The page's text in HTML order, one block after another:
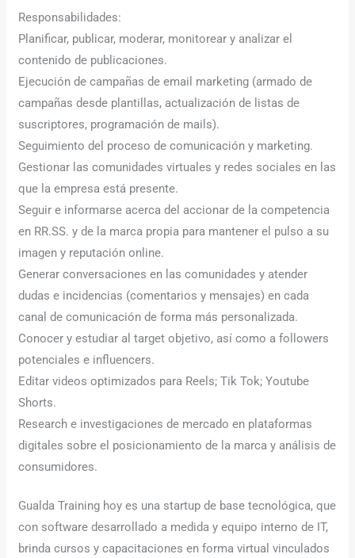
Responsabilidades:
Planificar, publicar, moderar, monitorear y analizar el
contenido de publicaciones.
Ejecución de campañas de email marketing (armado de
campañas desde plantillas, actualización de listas de
suscriptores, programación de mails).
Seguimiento del proceso de comunicación y marketing.
Gestionar las comunidades virtuales y redes sociales en las
que la empresa está presente.
Seguir e informarse acerca del accionar de la competencia
en RR.SS. y de la marca propia para mantener el pulso a su
imagen y reputación online.
Generar conversaciones en las comunidades y atender
dudas e incidencias (comentarios y mensajes) en cada
canal de comunicación de forma más personalizada.
Conocer y estudiar al target objetivo, así como a followers
potenciales e influencers.
Editar videos optimizados para Reels; Tik Tok; Youtube
Shorts.
Research e investigaciones de mercado en plataformas
digitales sobre el posicionamiento de la marca y análisis de
consumidores.
Gualda Training hoy es una startup de base tecnológica, que
con software desarrollado a medida y equipo interno de IT,
brinda cursos y capacitaciones en forma virtual vinculados